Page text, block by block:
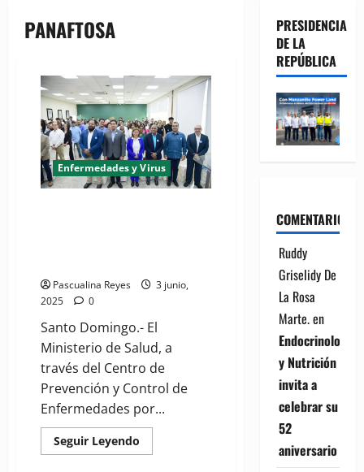
PANAFTOSA
Enfermedades y Virus
Pascualina Reyes
3 junio,
2025
0
Santo Domingo.- El
Ministerio de Salud, a
través del Centro de
Prevención y Control de
Enfermedades por...
Seguir Leyendo
more
PRESIDENCIA
DE LA
REPÚBLICA
COMENTARIOS
Ruddy
Griselidy De
La Rosa
Marte.en
Endocrinología
y Nutrición
invita a
celebrar su
52
aniversario